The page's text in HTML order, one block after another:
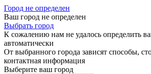
Город не определен
Ваш город не определен
Выбрать город
К сожалению нам не удалось определить
автоматически
От выбранного города зависят способы,
контактная информация
Выберите ваш город